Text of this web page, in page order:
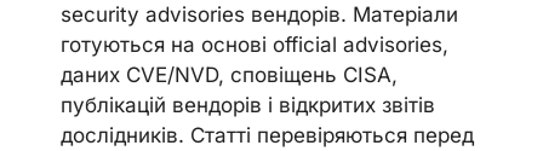
security advisories вендорів. Матеріали
готуються на основі official advisories,
даних CVE/NVD, сповіщень CISA,
публікацій вендорів і відкритих звітів
дослідників. Статті перевіряються перед